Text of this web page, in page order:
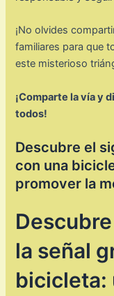
¡No olvides
familiares para que
este misterioso
¡Comparte la vía y
todos!
Descubre el
con una
promover la
la señal
bicicleta: